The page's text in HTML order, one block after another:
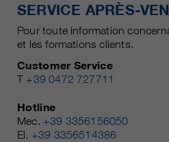
SERVICE APRÈS-
Pour toute information
et les formations clients.
Customer Service
T +39 0472 727711
Hotline
Mec. +39 3356156050
El. +39 3356514386